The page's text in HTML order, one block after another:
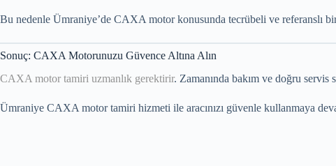
Bu nedenle Ümraniye’de CAXA motor konusunda tecrübeli ve referanslı
Sonuç: CAXA Motorunuzu Güvence Altına Alın
CAXA motor tamiri uzmanlık gerektirir. Zamanında bakım ve doğru servis
Ümraniye CAXA motor tamiri hizmeti ile aracınızı güvenle kullanmaya